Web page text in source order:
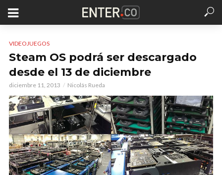
VIDEOJUEGOS
Steam OS podrá ser descargado
desde el 13 de diciembre
diciembre 11, 2013 Nicolás Rueda